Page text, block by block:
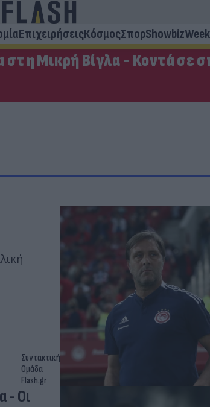
ΕπιχειρήσειςΚόσμοςΣπορShowbiz
Μικρή Βίγλα - Κοντά σε
Συντακτική
Ομάδα
Flash.gr
- Οι